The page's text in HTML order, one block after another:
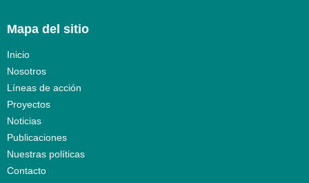
Mapa del sitio
Inicio
Nosotros
Líneas de acción
Proyectos
Noticias
Publicaciones
Nuestras políticas
Contacto